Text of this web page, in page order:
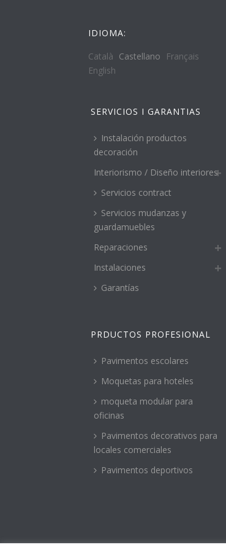
IDIOMA:
Català Castellano
Français
English
SERVICIOS I GARANTIAS
Instalación productos
decoración
Interiorismo / Diseño interiores
Servicios contract
Servicios mudanzas y
guardamuebles
Reparaciones
Instalaciones
Garantías
PRDUCTOS PROFESIONAL
Pavimentos escolares
Moquetas para hoteles
moqueta modular para
oficinas
Pavimentos decorativos para
locales comerciales
Pavimentos deportivos